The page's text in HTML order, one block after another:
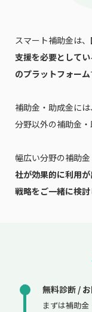
スマート補助金は、
支援を必要として
のプラットフォーム
補助金・助成金に
分野以外の補助金・
幅広い分野の補助
社が効果的に利用
戦略をご一緒に検討
無料診断 /
まずは補助